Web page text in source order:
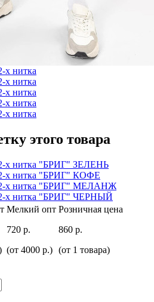
этого товара
Мелкий опт
720 р.
(от 4000 р.)
Розничная цена
860 р.
(от 1 товара)